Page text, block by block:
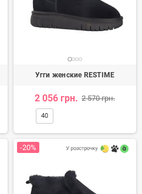
Угги женские RESTIME
2 056 грн. 2 570 грн.
40
-20%